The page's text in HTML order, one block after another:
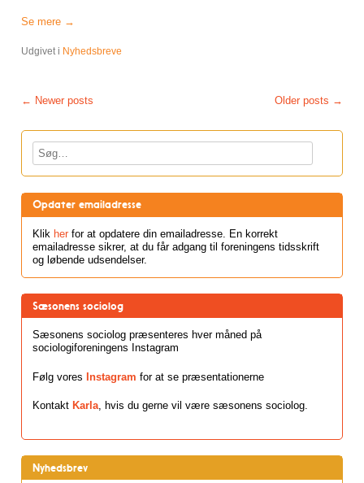
Se mere →
Udgivet i Nyhedsbreve
Post navigation
← Newer posts Older posts →
Søg
Opdater emailadresse
Klik her for at opdatere din emailadresse. En korrekt
emailadresse sikrer, at du får adgang til foreningens tidsskrift
og løbende udsendelser.
Sæsonens sociolog
Sæsonens sociolog præsenteres hver måned på
sociologiforeningens Instagram
Følg vores Instagram for at se præsentationerne
Kontakt Karla, hvis du gerne vil være sæsonens sociolog.
Nyhedsbrev